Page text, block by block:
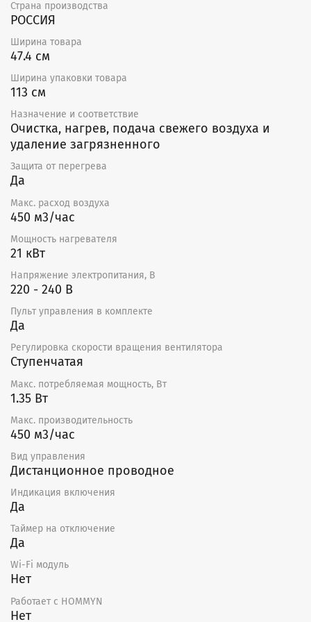
быть теплоизолирована надлежащим образом.
Страна производства
РОССИЯ
Ширина товара
47.4 см
Ширина упаковки товара
113 см
Назначение и соответствие
Очистка, нагрев, подача свежего воздуха и
удаление загрязненного
Защита от перегрева
Да
Макс. расход воздуха
450 м3/час
Мощность нагревателя
21 кВт
Напряжение электропитания, В
220 - 240 В
Пульт управления в комплекте
Да
Регулировка скорости вращения вентилятора
Ступенчатая
Макс. потребляемая мощность, Вт
1.35 Вт
Макс. производительность
450 м3/час
Вид управления
Дистанционное проводное
Индикация включения
Да
Таймер на отключение
Да
Wi-Fi модуль
Нет
Работает с HOMMYN
Нет